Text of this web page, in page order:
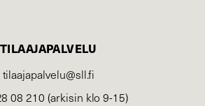
TILAAJAPALVELU
tilaajapalvelu@sll.fi
08 210 (arkisin klo 9-15)